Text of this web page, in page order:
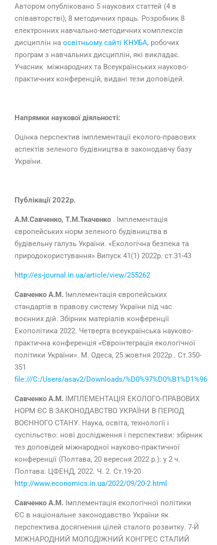
Автором опубліковано 5 наукових статтей (4 в
співавторстві), 8 методичних праць. Розробник 8
електронних навчально-методичних комплексів
дисциплін на освітньому сайті КНУБА, робочих
програм з навчальних дисциплін, які викладає.
Учасник міжнародних та Всеукраїнських науково-
практичних конференцій, видані тези доповідей.
Напрямки наукової діяльності:
Оцінка перспектив імплементації еколого-правових
аспектів зеленого будівництва в законодавчу базу
України.
Публікації 2022р.
А.М.Савченко, Т.М.Ткаченко . Імплементація
європейських норм зеленого будівництва в
будівельну галузь України. «Екологічна безпека та
природокористування» Випуск 41(1) 2022р. ст.31-43
http://es-journal.in.ua/article/view/255262
Савченко А.М. Імплементація європейських
стандартів в правову систему України під час
воєнних дій. Збірник матеріалів конференції
Екополітика 2022. Четверта всеукраїнська науково-
практична конференція «Євроінтеграція екологічної
політики України». М. Одеса, 25 жовтня 2022р.. Ст.350-
351
file:///C:/Users/asav2/Downloads/
Савченко А.М. ІМПЛЕМЕНТАЦІЯ ЕКОЛОГО-ПРАВОВИХ
НОРМ ЄС В ЗАКОНОДАВСТВО УКРАЇНИ В ПЕРІОД
ВОЄННОГО СТАНУ. Наука, освіта, технології і
суспільство: нові дослідження і перспективи: збірник
тез доповідей міжнародної науково-практичної
конференції (Полтава, 20 вересня 2022 р.): у 2 ч.
Полтава: ЦФЕНД, 2022. Ч. 2. Ст.19-20
http://www.economics.in.ua/2022/09/20-2.html
Савченко А.М. Імплементація екологічної політики
ЄС в національне законодавство України як
перспектива досягнення цілей сталого розвитку. 7-Й
МІЖНАРОДНИЙ МОЛОДІЖНИЙ КОНГРЕС СТАЛИЙ